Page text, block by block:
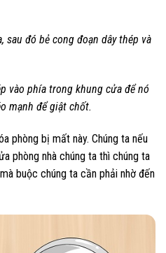
đó bẻ cong đoạn dây thép và
vào phía trong khung cửa để nó
mạnh để giật chốt.
phòng bị mất này. Chúng ta nếu
phòng nhà chúng ta thì chúng ta
buộc chúng ta cần phải nhờ đến